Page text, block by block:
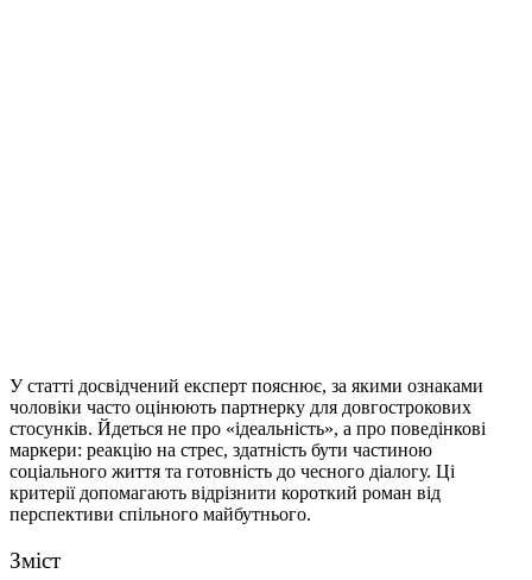
У статті досвідчений експерт пояснює, за якими ознаками
чоловіки часто оцінюють партнерку для довгострокових
стосунків. Йдеться не про «ідеальність», а про поведінкові
маркери: реакцію на стрес, здатність бути частиною
соціального життя та готовність до чесного діалогу. Ці
критерії допомагають відрізнити короткий роман від
перспективи спільного майбутнього.
Зміст